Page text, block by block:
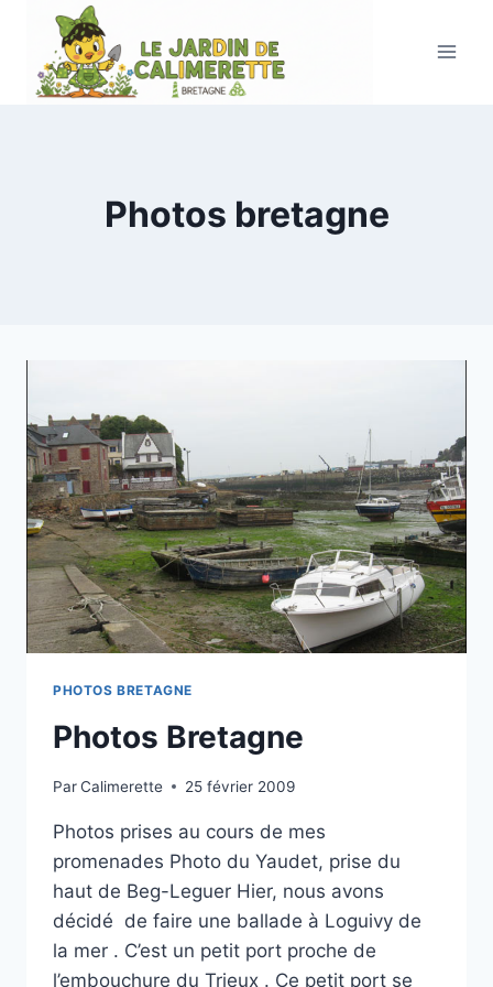
contenu
Photos bretagne
PHOTOS BRETAGNE
Photos Bretagne
ParCalimerette 25 février 2009
Photos prises au cours de mes
promenades Photo du Yaudet, prise du
haut de Beg-Leguer Hier, nous avons
décidé de faire une ballade à Loguivy de
la mer . C’est un petit port proche de
l’embouchure du Trieux . Ce petit port se